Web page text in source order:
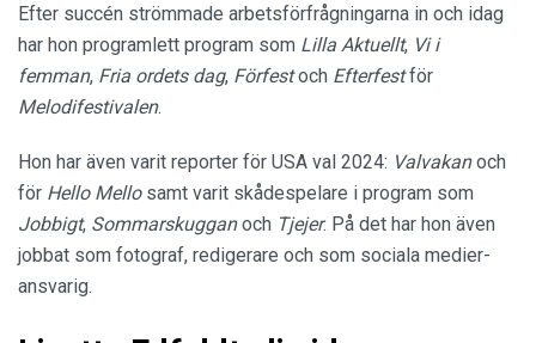
Efter succén strömmade arbetsförfrågningarna in och idag
har hon programlett program som Lilla Aktuellt, Vi i
femman, Fria ordets dag, Förfestoch Efterfestför
Melodifestivalen.
Hon har även varit reporter för USA val 2024: Valvakanoch
för Hello Mello samt varit skådespelare i program som
Jobbigt, Sommarskugganoch Tjejer. På det har hon även
jobbat som fotograf, redigerare och som sociala medier-
ansvarig.